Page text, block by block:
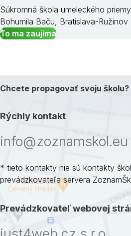
Súkromná škola umeleckého
Bohumila Baču, Bratislava-Ružinov
To ma zaujíma
Chcete propagovať svoju školu?
Rýchly kontakt
info@zoznamskol.eu
* tieto kontakty nie sú kontakty
prevádzkovateľa servera
Prevádzkovateľ webovej